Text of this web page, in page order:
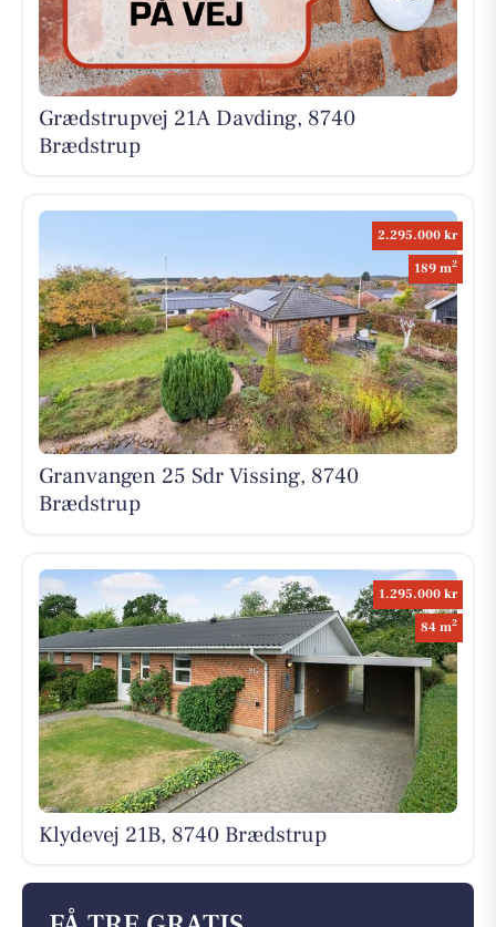
Grædstrupvej 21A Davding, 8740
Brædstrup
2.295.000 kr
189 m2
Granvangen 25 Sdr Vissing, 8740
Brædstrup
1.295.000 kr
84 m2
Klydevej 21B, 8740 Brædstrup